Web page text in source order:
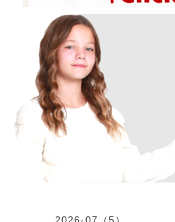
2026-07（5）